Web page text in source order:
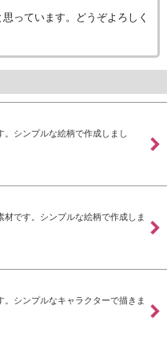
っています。どうぞよろしく
シンプルな絵柄で作成しまし
です。シンプルな絵柄で作成しま
。シンプルなキャラクターで描きま